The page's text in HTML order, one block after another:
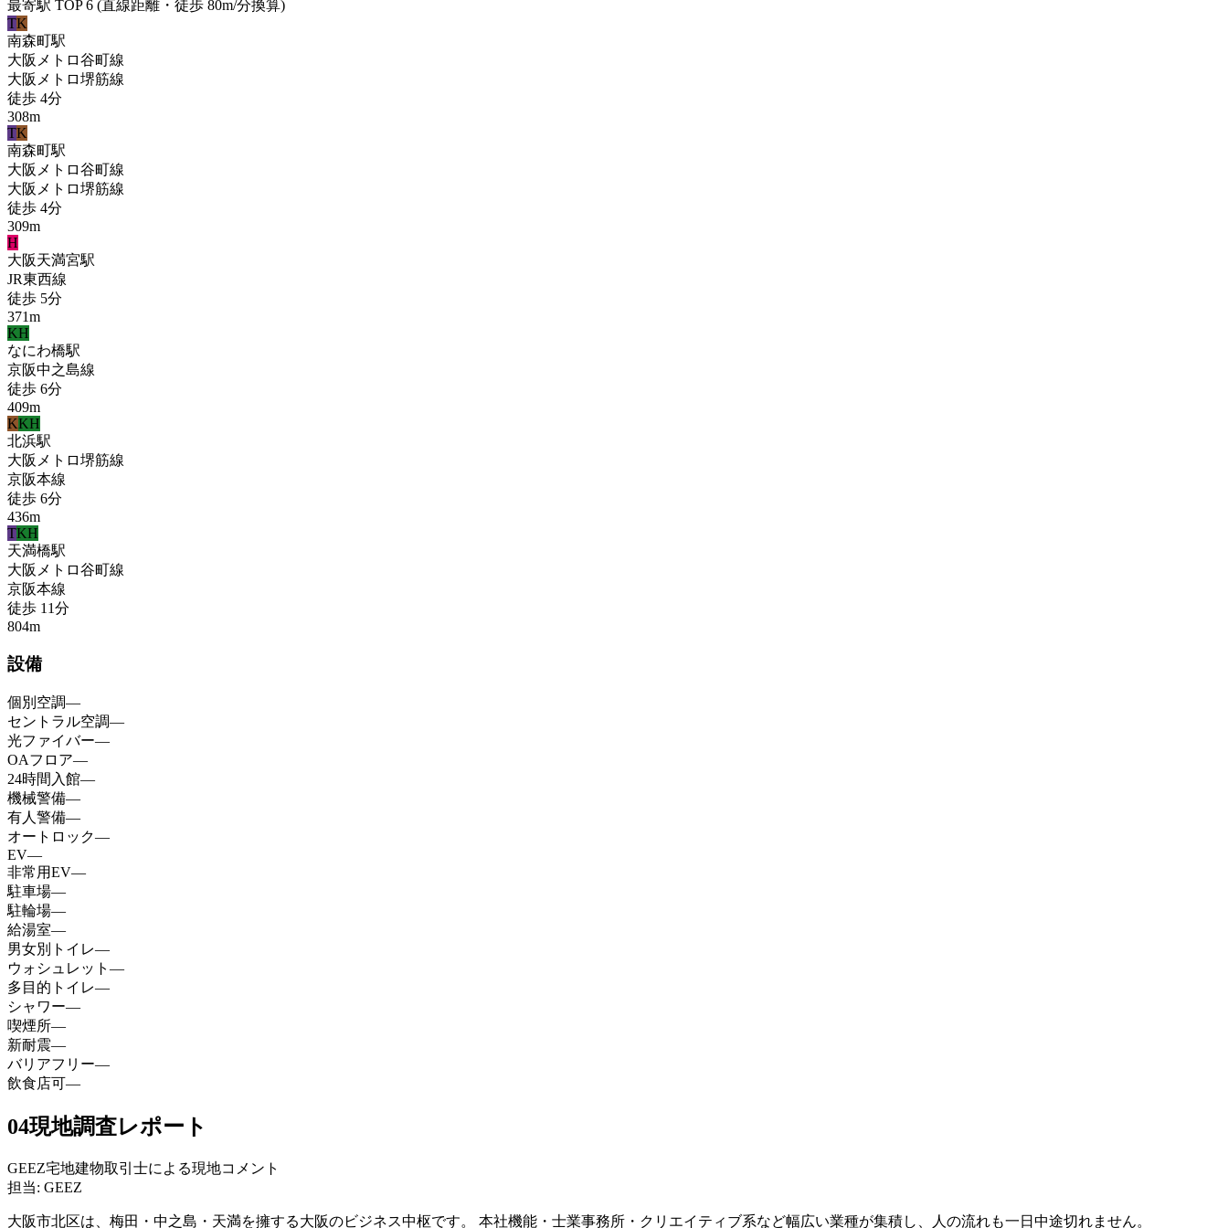
最寄駅 TOP 6 (直線距離・徒歩 80m/分換算)
TK
南森町駅
大阪メトロ谷町線
大阪メトロ堺筋線
徒歩 4分
308m
TK
南森町駅
大阪メトロ谷町線
大阪メトロ堺筋線
徒歩 4分
309m
H
大阪天満宮駅
JR東西線
徒歩 5分
371m
KH
なにわ橋駅
京阪中之島線
徒歩 6分
409m
KKH
北浜駅
大阪メトロ堺筋線
京阪本線
徒歩 6分
436m
TKH
天満橋駅
大阪メトロ谷町線
京阪本線
徒歩 11分
804m
設備
個別空調—
セントラル空調—
光ファイバー—
OAフロア—
24時間入館—
機械警備—
有人警備—
オートロック—
EV—
非常用EV—
駐車場—
駐輪場—
給湯室—
男女別トイレ—
ウォシュレット —
多目的トイレ—
シャワー—
喫煙所—
新耐震—
バリアフリー—
飲食店可—
04現地調査レポート
GEEZ宅地建物取引士による現地コメント
担当: GEEZ
大阪市北区は、梅田・中之島・天満を擁する大阪のビジネス中枢です。 本社機能・士業事務所・クリエイティブ系など幅広い業種が集積し、人の流れも一日中途切れません。